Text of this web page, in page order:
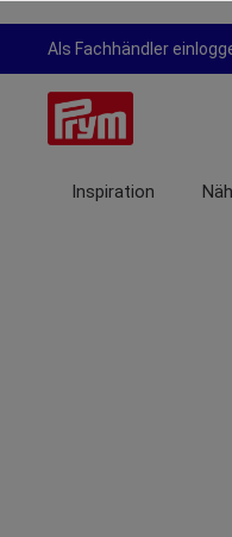
Zur
Als Fachhändler
Inspiration